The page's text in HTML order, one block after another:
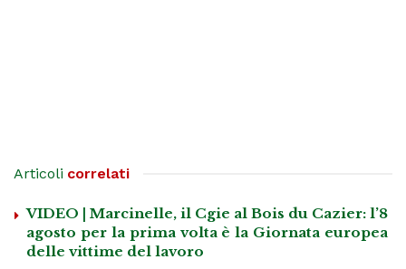
Articoli correlati
VIDEO | Marcinelle, il Cgie al Bois du Cazier: l’8
agosto per la prima volta è la Giornata europea
delle vittime del lavoro